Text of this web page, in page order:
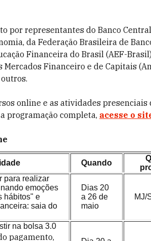
por representantes do Banco
da Federação Brasileira de
Financeira do Brasil (AEF-
Mercados Financeiro e de Capitais
online e as atividades presenciais
programação completa, acesse o
Quando
para realizar
emoções
hábitos" e
saia do
Dias 20
a 26 de
maio
MJ/
na bolsa 3.0
pagamento,